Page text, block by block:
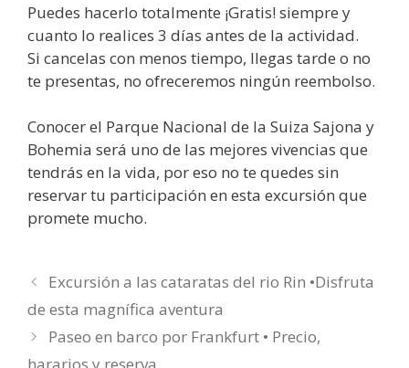
Puedes hacerlo totalmente ¡Gratis! siempre y
cuanto lo realices 3 días antes de la actividad.
Si cancelas con menos tiempo, llegas tarde o no
te presentas, no ofreceremos ningún reembolso.
Conocer el Parque Nacional de la Suiza Sajona y
Bohemia será uno de las mejores vivencias que
tendrás en la vida, por eso no te quedes sin
reservar tu participación en esta excursión que
promete mucho.
Excursión a las cataratas del rio Rin •Disfruta
de esta magnífica aventura
Paseo en barco por Frankfurt • Precio,
hararios y reserva